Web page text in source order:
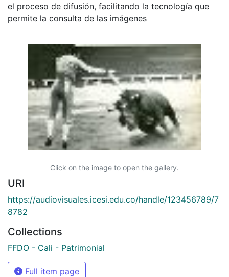
el proceso de difusión, facilitando la tecnología que
permite la consulta de las imágenes
Click on the image to open the gallery.
URI
https://audiovisuales.icesi.edu.co/handle/123456789/7
8782
Collections
FFDO - Cali - Patrimonial
Full item page